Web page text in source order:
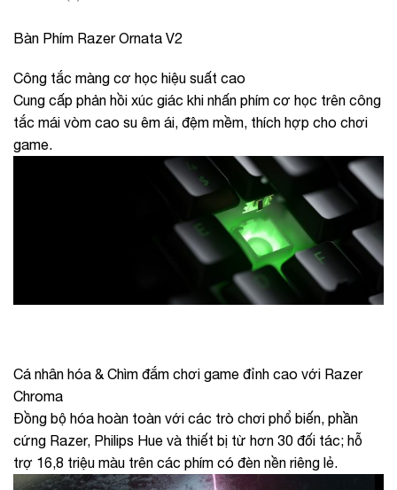
Bàn Phím Razer Ornata V2
Công tắc màng cơ học hiệu suất cao
Cung cấp phản hồi xúc giác khi nhấn phím cơ học trên công
tắc mái vòm cao su êm ái, đệm mềm, thích hợp cho chơi
game.
Cá nhân hóa & Chìm đắm chơi game đỉnh cao với Razer
Chroma
Đồng bộ hóa hoàn toàn với các trò chơi phổ biến, phần
cứng Razer, Philips Hue và thiết bị từ hơn 30 đối tác; hỗ
trợ 16,8 triệu màu trên các phím có đèn nền riêng lẻ.